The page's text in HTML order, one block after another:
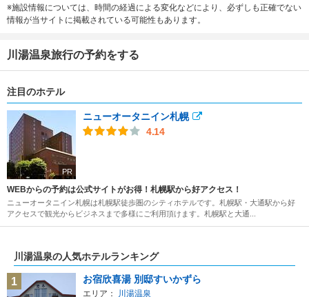
※施設情報については、時間の経過による変化などにより、必ずしも正確でない
情報が当サイトに掲載されている可能性もあります。
川湯温泉旅行の予約をする
注目のホテル
PR
ニューオータニイン札幌
4.14
WEBからの予約は公式サイトがお得！札幌駅から好アクセス！
ニューオータニイン札幌は札幌駅徒歩圏のシティホテルです。札幌駅・大通駅から好
アクセスで観光からビジネスまで多様にご利用頂けます。札幌駅と大通...
川湯温泉の人気ホテルランキング
1 お宿欣喜湯 別邸すいかずら
エリア： 川湯温泉